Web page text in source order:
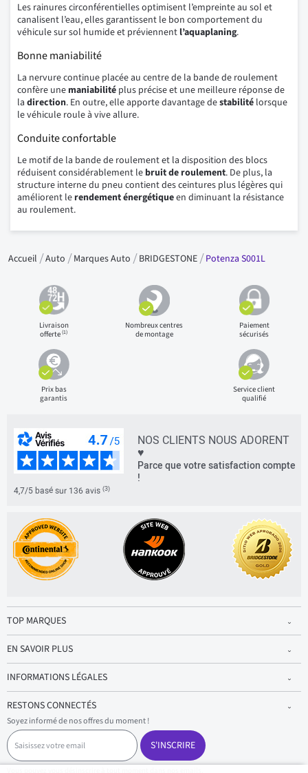
Les rainures circonférentielles optimisent l’empreinte au sol et
canalisent l’eau, elles garantissent le bon comportement du
véhicule sur sol humide et préviennent l’aquaplaning.
Bonne maniabilité
La nervure continue placée au centre de la bande de roulement
confère une maniabilité plus précise et une meilleure réponse de
la direction. En outre, elle apporte davantage destabilité lorsque
le véhicule roule à vive allure.
Conduite confortable
Le motif de la bande de roulement et la disposition des blocs
réduisent considérablement le bruit de roulement. De plus, la
structure interne du pneu contient des ceintures plus légères qui
améliorent le rendement énergétiqueen diminuant la résistance
au roulement.
Accueil Auto Marques Auto BRIDGESTONE Potenza S001L
Livraison
offerte(1)
Nombreux centres
de montage
Paiement
sécurisés
Prix bas
garantis
Service client
qualifié
NOS CLIENTS NOUS ADORENT
♥
Parce que votre satisfaction compte
!
4,7/5 basé sur 136 avis (3)
TOP MARQUES
EN SAVOIR PLUS
INFORMATIONS LÉGALES
RESTONS CONNECTÉS
Soyez informé de nos offres du moment !
S
a
i
s
S'INSCRIRE